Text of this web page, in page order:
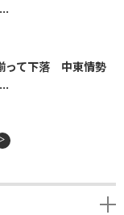
って下落 中東情勢